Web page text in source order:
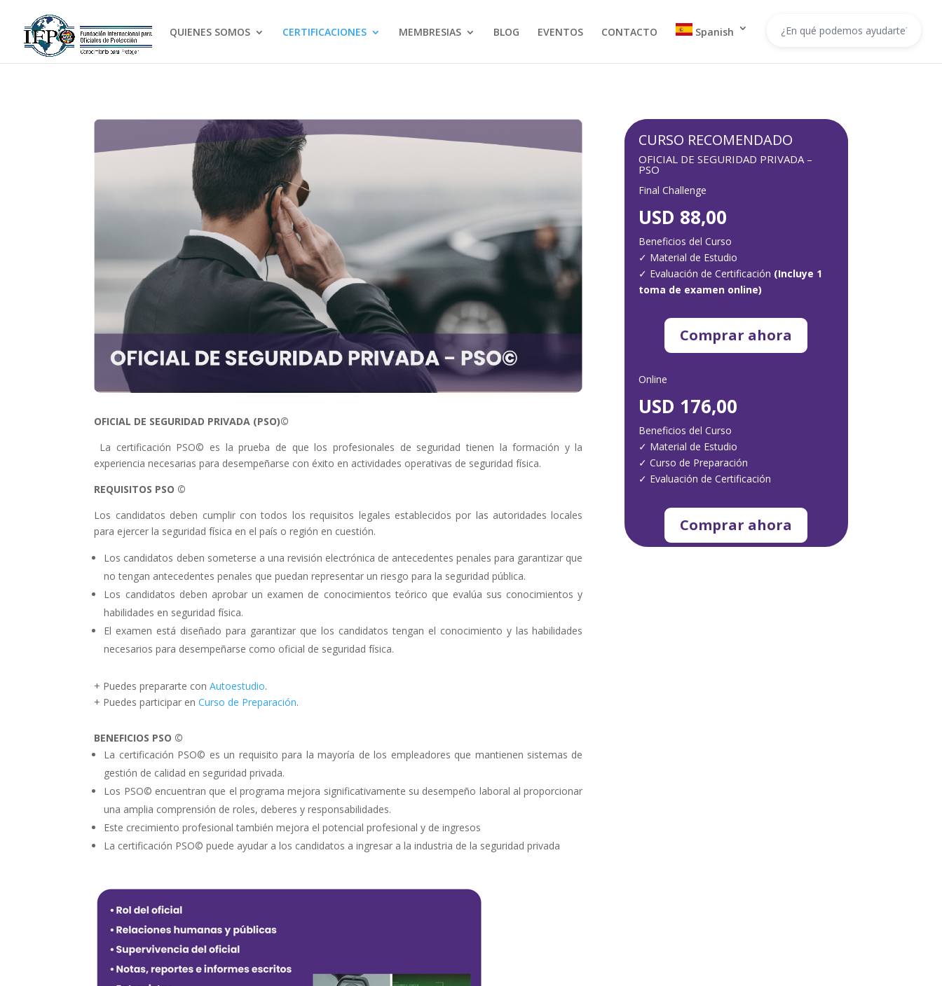
QUIENES SOMOS CERTIFICACIONES MEMBRESIAS BLOG EVENTOS CONTACTO Spanish
OFICIAL DE SEGURIDAD PRIVADA (PSO)©
La certificación PSO© es la prueba de que los profesionales de seguridad tienen la formación y la
experiencia necesarias para desempeñarse con éxito en actividades operativas de seguridad física.
REQUISITOS PSO ©
Los candidatos deben cumplir con todos los requisitos legales establecidos por las autoridades locales
para ejercer la seguridad física en el país o región en cuestión.
Los candidatos deben someterse a una revisión electrónica de antecedentes penales para garantizar que
no tengan antecedentes penales que puedan representar un riesgo para la seguridad pública.
Los candidatos deben aprobar un examen de conocimientos teórico que evalúa sus conocimientos y
habilidades en seguridad física.
El examen está diseñado para garantizar que los candidatos tengan el conocimiento y las habilidades
necesarios para desempeñarse como oficial de seguridad física.
+ Puedes prepararte conAutoestudio.
+ Puedes participar enCurso de Preparación.
BENEFICIOS PSO ©
La certificación PSO© es un requisito para la mayoría de los empleadores que mantienen sistemas de
gestión de calidad en seguridad privada.
Los PSO© encuentran que el programa mejora significativamente su desempeño laboral al proporcionar
una amplia comprensión de roles, deberes y responsabilidades.
Este crecimiento profesional también mejora el potencial profesional y de ingresos
La certificación PSO© puede ayudar a los candidatos a ingresar a la industria de la seguridad privada
CURSO RECOMENDADO
OFICIAL DE SEGURIDAD PRIVADA –
PSO
Final Challenge
USD 88,00
Beneficios del Curso
✓ Material de Estudio
✓ Evaluación de Certificación (Incluye 1
toma de examen online)
Comprar ahora
Online
USD 176,00
Beneficios del Curso
✓ Material de Estudio
✓ Curso de Preparación
✓ Evaluación de Certificación
Comprar ahora